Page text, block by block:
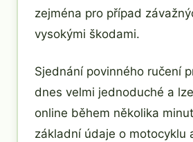
zejména pro případ
vysokými škodami.
Sjednání povinného ručení
dnes velmi jednoduché a
online během několika
základní údaje o motocyklu